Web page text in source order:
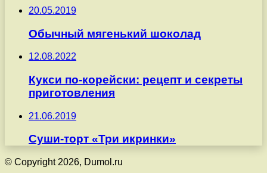
20.05.2019
Обычный мягенький шоколад
12.08.2022
Кукси по-корейски: рецепт и секреты
приготовления
21.06.2019
Суши-торт «Три икринки»
© Copyright 2026, Dumol.ru